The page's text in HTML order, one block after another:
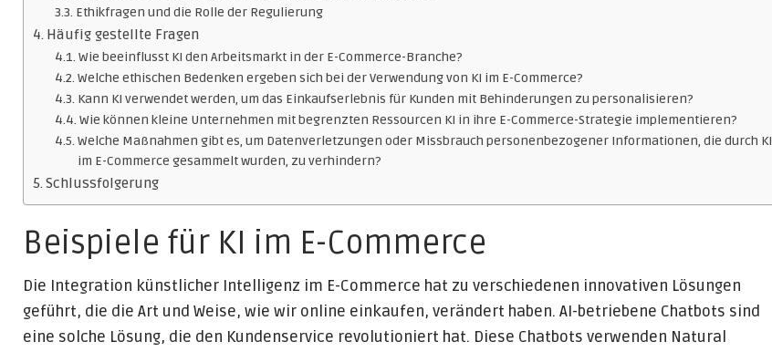
Ethikfragen und die Rolle der Regulierung
Häufig gestellte Fragen
Wie beeinflusst KI den Arbeitsmarkt in der E-Commerce-Branche?
Welche ethischen Bedenken ergeben sich bei der Verwendung von KI im E-Commerce?
Kann KI verwendet werden, um das Einkaufserlebnis für Kunden mit Behinderungen zu personalisieren?
Wie können kleine Unternehmen mit begrenzten Ressourcen KI in ihre E-Commerce-Strategie implementieren?
Welche Maßnahmen gibt es, um Datenverletzungen oder Missbrauch personenbezogener Informationen, die durch KI
im E-Commerce gesammelt wurden, zu verhindern?
Schlussfolgerung
Beispiele für KI im E-Commerce
Die Integration künstlicher Intelligenz im E-Commerce hat zu verschiedenen innovativen Lösungen
geführt, die die Art und Weise, wie wir online einkaufen, verändert haben. AI-betriebene Chatbots sind
eine solche Lösung, die den Kundenservice revolutioniert hat. Diese Chatbots verwenden Natural